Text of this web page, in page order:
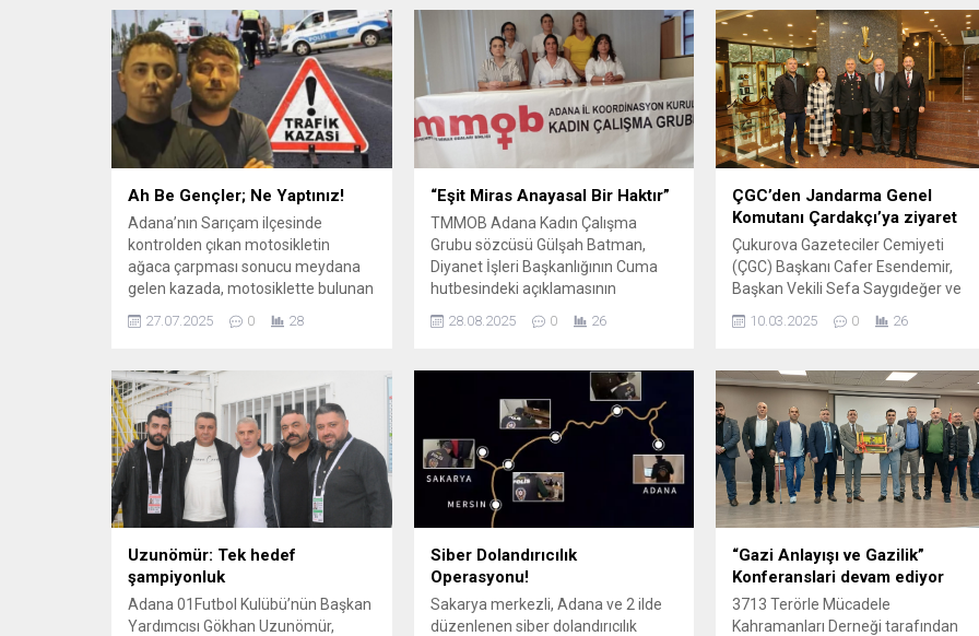
Ah Be Gençler; Ne Yaptınız!
Adana’nın Sarıçam ilçesinde
kontrolden çıkan motosikletin
ağaca çarpması sonucu meydana
gelen kazada, motosiklette bulunan
Sarıçam ilçesi Gültepe Mahallesi
geldi. Motosiklet, iddiaya göre
kontrolden çıkarak yol kenarındaki
ağaca çarptı. Kazada, motosiklette
bulunan Selim Tabar (27) ve kardeşi
Halil İbrahim Tabar (25) ağır
yaralandı....
27.07.2025 0 28
“Eşit Miras Anayasal Bir Haktır”
TMMOB Adana Kadın Çalışma
Grubu sözcüsü Gülşah Batman,
Diyanet İşleri Başkanlığının Cuma
hutbesindeki açıklamasının
tartışmaya açmasını eleştirdi.
sorunlarını —yoksulluk, yolsuzluk,
liyakatsizlik, işsizlik, eğitim, kadın
cinayetleri, kadın erkek eşitsizliği—
görmezden geldiğinin bir
göstergesidir. Kadın ve erkeklerin
eşit miras hakkı 4721 sayılı
Türkiye’nin Medeni Kanunu...
28.08.2025 0 26
ÇGC’den Jandarma Genel
Komutanı Çardakçı’ya ziyaret
Çukurova Gazeteciler Cemiyeti
(ÇGC) Başkanı Cafer Esendemir,
Başkan Vekili Sefa Saygıdeğer ve
Jandarma Genel Komutanı
makamında ziyaret etti. Toros
Gazetesi İmtiyaz Sahibi Işıl Arat’ın
da hazır bulunduğu ziyarette,
Adana ve ülke gündemine dair
çeşitli konularda sohbet edildi.
Jandarma Genel Komutanlığında
yapılan görüşmede, Adana’da...
10.03.2025 0 26
Uzunömür: Tek hedef
şampiyonluk
Adana 01Futbol Kulübü’nün Başkan
Yardımcısı Gökhan Uzunömür,
Siber Dolandırıcılık
Operasyonu!
Sakarya merkezli, Adana ve 2 ilde
düzenlenen siber dolandırıcılık
“Gazi Anlayışı ve Gazilik”
Konferanslari devam ediyor
3713 Terörle Mücadele
Kahramanları Derneği tarafından